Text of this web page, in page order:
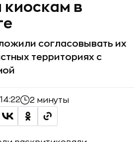
киоскам в
согласовывать их
территориях с
2 минуты